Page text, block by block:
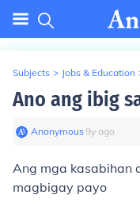
Subjects > Jobs & Education
Ano ang ibig
Anonymous∙9y ago
Ang mga kasabihan
magbigay payo